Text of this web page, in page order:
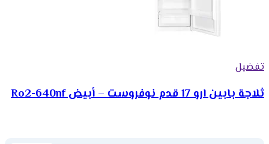
تفضيل
ثلاجة بابين ارو 17 قدم نوفروست – أبيض Ro2-640nf